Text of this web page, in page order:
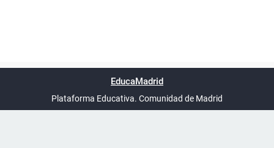
UTC+02:00
phpBB España
EducaMadrid
Plataforma Educativa. Comunidad de Madrid